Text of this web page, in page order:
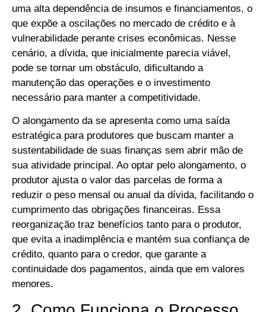
uma alta dependência de insumos e financiamentos, o
que expõe a oscilações no mercado de crédito e à
vulnerabilidade perante crises econômicas. Nesse
cenário, a dívida, que inicialmente parecia viável,
pode se tornar um obstáculo, dificultando a
manutenção das operações e o investimento
necessário para manter a competitividade.
O alongamento da se apresenta como uma saída
estratégica para produtores que buscam manter a
sustentabilidade de suas finanças sem abrir mão de
sua atividade principal. Ao optar pelo alongamento, o
produtor ajusta o valor das parcelas de forma a
reduzir o peso mensal ou anual da dívida, facilitando o
cumprimento das obrigações financeiras. Essa
reorganização traz benefícios tanto para o produtor,
que evita a inadimplência e mantém sua confiança de
crédito, quanto para o credor, que garante a
continuidade dos pagamentos, ainda que em valores
menores.